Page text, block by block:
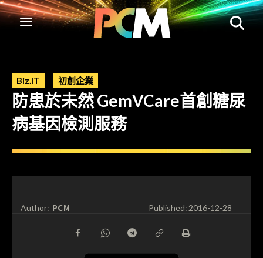
Biz.IT 初創企業
防患於未然 GemVCare首創糖尿
病基因檢測服務
Author: PCM Published:2016-12-28